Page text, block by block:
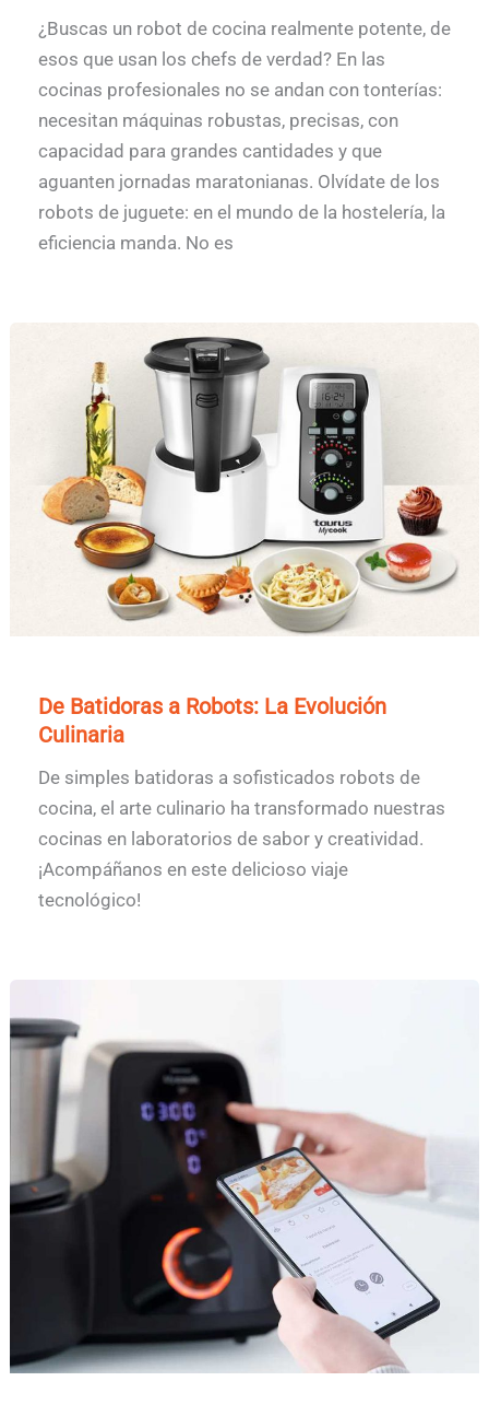
¿Buscas un robot de cocina realmente potente, de
esos que usan los chefs de verdad? En las
cocinas profesionales no se andan con tonterías:
necesitan máquinas robustas, precisas, con
capacidad para grandes cantidades y que
aguanten jornadas maratonianas. Olvídate de los
robots de juguete: en el mundo de la hostelería, la
eficiencia manda. No es
De Batidoras a Robots: La Evolución
Culinaria
De simples batidoras a sofisticados robots de
cocina, el arte culinario ha transformado nuestras
cocinas en laboratorios de sabor y creatividad.
¡Acompáñanos en este delicioso viaje
tecnológico!